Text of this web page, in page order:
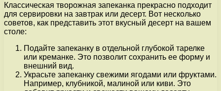
Классическая творожная запеканка прекрасно подходит
для сервировки на завтрак или десерт. Вот несколько
советов, как представить этот вкусный десерт на вашем
столе:
Подайте запеканку в отдельной глубокой тарелке
или креманке. Это позволит сохранить ее форму и
внешний вид.
Украсьте запеканку свежими ягодами или фруктами.
Например, клубникой, малиной или киви. Это